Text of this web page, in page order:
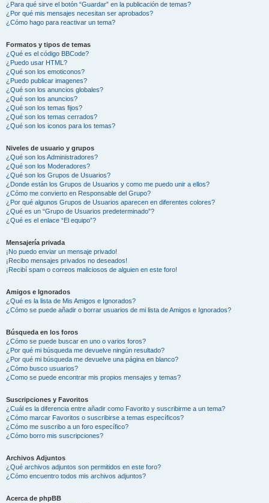
¿Para qué sirve el botón “Guardar” en la publicación de temas?
¿Por qué mis mensajes necesitan ser aprobados?
¿Cómo hago para reactivar un tema?
Formatos y tipos de temas
¿Qué es el código BBCode?
¿Puedo usar HTML?
¿Qué son los emoticonos?
¿Puedo publicar imagenes?
¿Qué son los anuncios globales?
¿Qué son los anuncios?
¿Qué son los temas fijos?
¿Qué son los temas cerrados?
¿Qué son los iconos para los temas?
Niveles de usuario y grupos
¿Qué son los Administradores?
¿Qué son los Moderadores?
¿Qué son los Grupos de Usuarios?
¿Donde están los Grupos de Usuarios y como me puedo unir a ellos?
¿Cómo me convierto en Responsable del Grupo?
¿Por qué algunos Grupos de Usuarios aparecen en diferentes colores?
¿Qué es un “Grupo de Usuarios predeterminado”?
¿Qué es el enlace “El equipo”?
Mensajería privada
¡No puedo enviar un mensaje privado!
¡Recibo mensajes privados no deseados!
¡Recibí spam o correos maliciosos de alguien en este foro!
Amigos e Ignorados
¿Qué es la lista de Mis Amigos e Ignorados?
¿Cómo se puede añadir o borrar usuarios de mi lista de Amigos e Ignorados?
Búsqueda en los foros
¿Cómo se puede buscar en uno o varios foros?
¿Por qué mi búsqueda me devuelve ningún resultado?
¿Por qué mi búsqueda me devuelve una página en blanco?
¿Cómo busco usuarios?
¿Como se puede encontrar mis propios mensajes y temas?
Suscripciones y Favoritos
¿Cuál es la diferencia entre añadir como Favorito y suscribirme a un tema?
¿Cómo marcar Favoritos o suscribirse a temas específicos?
¿Cómo me suscribo a un foro específico?
¿Cómo borro mis suscripciones?
Archivos Adjuntos
¿Qué archivos adjuntos son permitidos en este foro?
¿Cómo encuentro todos mis archivos adjuntos?
Acerca de phpBB